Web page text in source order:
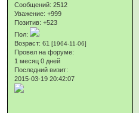
Сообщений: 2512
Уважение: +999
Позитив: +523
Пол:
Возраст: 61[1964-11-06]
Провел на форуме:
1 месяц 0 дней
Последний визит:
2015-03-19 20:42:07